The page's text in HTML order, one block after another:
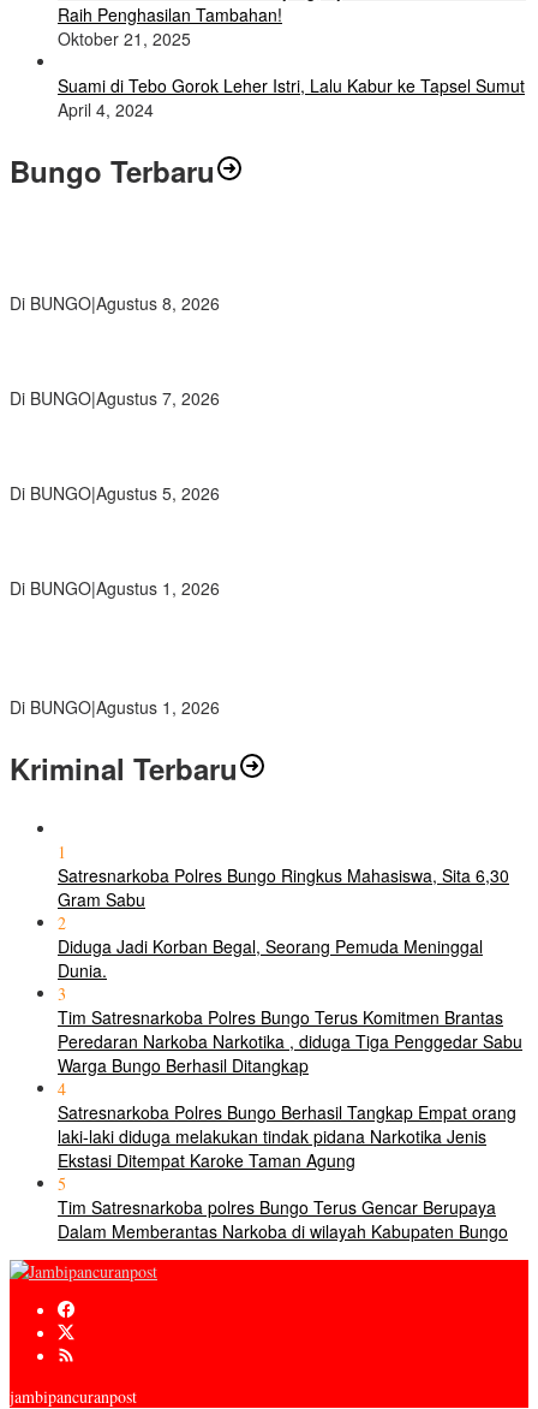
Raih Penghasilan Tambahan!
Oktober 21, 2025
Suami di Tebo Gorok Leher Istri, Lalu Kabur ke Tapsel Sumut
April 4, 2024
Bungo Terbaru
Di BUNGO|Agustus 8, 2026
Di BUNGO|Agustus 7, 2026
Di BUNGO|Agustus 5, 2026
Di BUNGO|Agustus 1, 2026
Di BUNGO|Agustus 1, 2026
Kriminal Terbaru
1
Satresnarkoba Polres Bungo Ringkus Mahasiswa, Sita 6,30
Gram Sabu
2
Diduga Jadi Korban Begal, Seorang Pemuda Meninggal
Dunia.
3
Tim Satresnarkoba Polres Bungo Terus Komitmen Brantas
Peredaran Narkoba Narkotika , diduga Tiga Penggedar Sabu
Warga Bungo Berhasil Ditangkap
4
Satresnarkoba Polres Bungo Berhasil Tangkap Empat orang
laki-laki diduga melakukan tindak pidana Narkotika Jenis
Ekstasi Ditempat Karoke Taman Agung
5
Tim Satresnarkoba polres Bungo Terus Gencar Berupaya
Dalam Memberantas Narkoba di wilayah Kabupaten Bungo
jambipancuranpost